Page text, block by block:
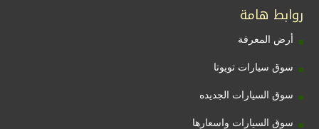
روابط هامة
أرض المعرفة
سوق سيارات تويوتا
سوق السيارات الجديده
سوق السيارات واسعارها